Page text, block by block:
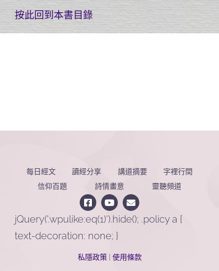
按此回到本書目錄
每日經文 讀經分享 講道摘要
字裡行間
信仰百題
詩情畫意 靈聽頻道
jQuery('.wpulike:eq(1)').hide(); .policy a {
text-decoration: none; }
私隱政策| 使用條款